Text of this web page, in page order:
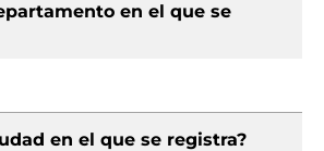
en el que se
en el que se registra?